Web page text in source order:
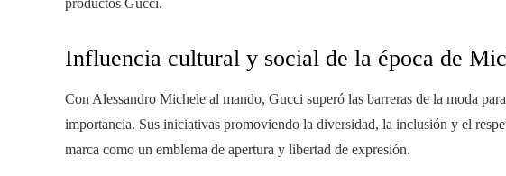
productos Gucci.
Influencia cultural y social de la época de
Con Alessandro Michele al mando, Gucci superó las barreras de la moda
importancia. Sus iniciativas promoviendo la diversidad, la inclusión y el
marca como un emblema de apertura y libertad de expresión.